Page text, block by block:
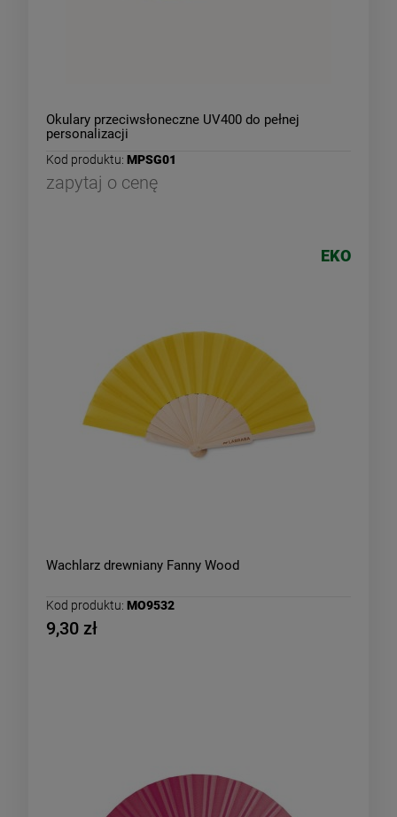
Okulary przeciwsłoneczne UV400 do pełnej
personalizacji
Kod produktu: MPSG01
zapytaj o cenę
Wachlarz drewniany Fanny Wood
Kod produktu: MO9532
9,30 zł
EKO